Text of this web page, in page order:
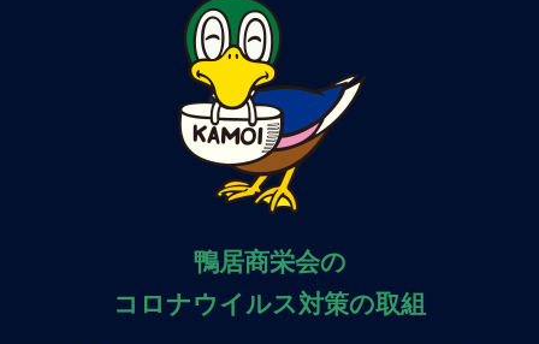
鴨居商栄会の
コロナウイルス対策の取組